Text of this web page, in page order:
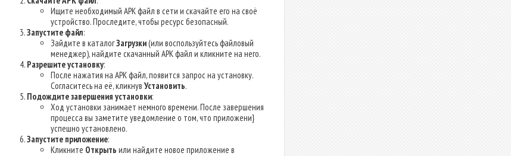
Ищите необходимый APK файл в сети и скачайте его на своё
устройство. Проследите, чтобы ресурс безопасный.
Запустите файл:
Зайдите в каталогЗагрузки(или воспользуйтесь файловый
менеджер), найдите скачанный APK файл и кликните на него.
Разрешите установку:
После нажатия на APK файл, появится запрос на установку.
Согласитесь на её, кликнув Установить.
Подождите завершения установки:
Ход установки занимает немного времени. После завершения
процесса вы заметите уведомление о том, что приложени}
успешно установлено.
Запустите приложение:
Кликните Открыть или найдите новое приложение в